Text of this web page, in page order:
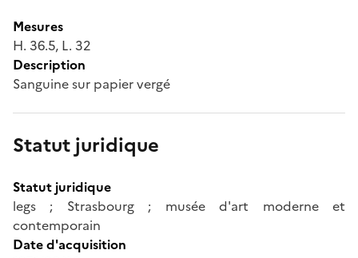
Mesures
H. 36.5, L. 32
Description
Sanguine sur papier vergé
Statut juridique
Statut juridique
legs ; Strasbourg ; musée d'art moderne et
contemporain
Date d'acquisition